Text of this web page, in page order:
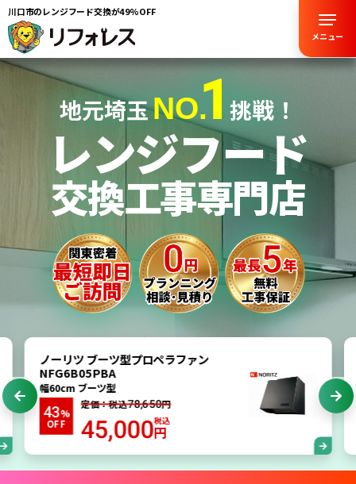
川口市のレンジフード交換が49%OFF
メニュー
地元埼玉NO.1 挑戦！
レンジフード
交換工事専門店
ノーリツ ブーツ型プロペラファン
NFG6B05PBA
幅60cm ブーツ型
43%
OFF
定価：税込78,650円
45,000税込
円